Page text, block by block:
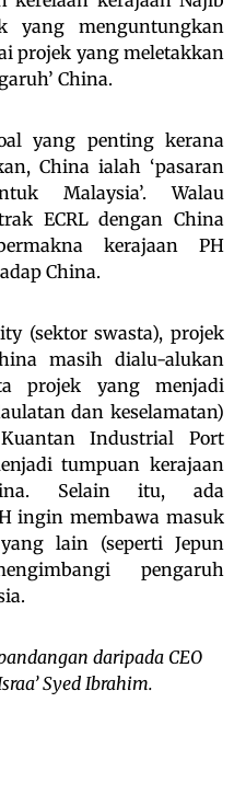
yang menguntungkan
projek yang meletakkan
China.
yang penting kerana
China ialah ‘pasaran
Malaysia’. Walau
ECRL dengan China
kerajaan PH
China.
(sektor swasta), projek
masih dialu-alukan
projek yang menjadi
dan keselamatan)
Industrial Port
tumpuan kerajaan
Selain itu, ada
ingin membawa masuk
lain (seperti Jepun
pengaruh
daripada CEO
Syed Ibrahim.